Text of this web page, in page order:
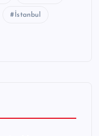
İstanbul